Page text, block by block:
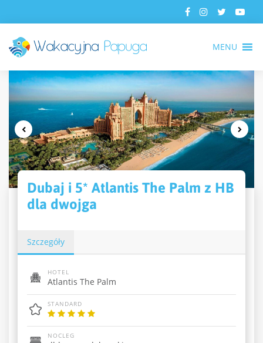
MENU
Dubaj i 5* Atlantis The Palm z HB
dla dwojga
Szczegóły
HOTEL
Atlantis The Palm
STANDARD
NOCLEG